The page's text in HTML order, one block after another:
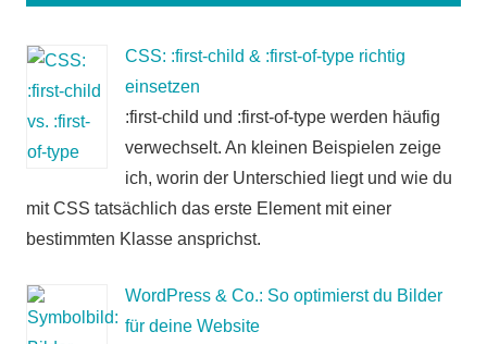
CSS: :first-child & :first-of-type richtig
einsetzen
:first-child und :first-of-type werden häufig
verwechselt. An kleinen Beispielen zeige
ich, worin der Unterschied liegt und wie du
mit CSS tatsächlich das erste Element mit einer
bestimmten Klasse ansprichst.
WordPress & Co.: So optimierst du Bilder
für deine Website